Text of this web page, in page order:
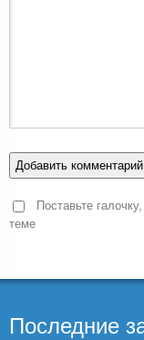
Поставьте
теме
Последние